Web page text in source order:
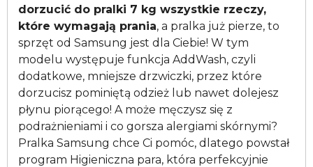
dorzucić do pralki 7 kg wszystkie rzeczy,
które wymagają prania, a pralka już pierze, to
sprzęt od Samsung jest dla Ciebie! W tym
modelu występuje funkcja AddWash, czyli
dodatkowe, mniejsze drzwiczki, przez które
dorzucisz pominiętą odzież lub nawet dolejesz
płynu piorącego! A może męczysz się z
podrażnieniami i co gorsza alergiami skórnymi?
Pralka Samsung chce Ci pomóc, dlatego powstał
program Higieniczna para, która perfekcyjnie